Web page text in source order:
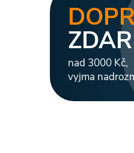
nad 3000 Kč,
vyjma